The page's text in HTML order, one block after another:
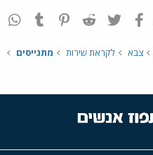
פייסבוק Twitter
Reddit
Pinterest
Tumblr
צבא לקראת שירות מתגייסים